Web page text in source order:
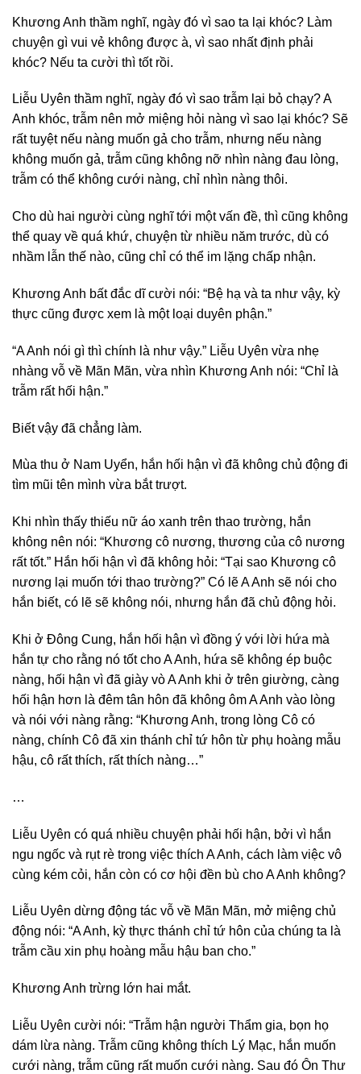
Khương Anh thầm nghĩ, ngày đó vì sao ta lại khóc? Làm
chuyện gì vui vẻ không được à, vì sao nhất định phải
khóc? Nếu ta cười thì tốt rồi.
Liễu Uyên thầm nghĩ, ngày đó vì sao trẫm lại bỏ chạy? A
Anh khóc, trẫm nên mở miệng hỏi nàng vì sao lại khóc? Sẽ
rất tuyệt nếu nàng muốn gả cho trẫm, nhưng nếu nàng
không muốn gả, trẫm cũng không nỡ nhìn nàng đau lòng,
trẫm có thể không cưới nàng, chỉ nhìn nàng thôi.
Cho dù hai người cùng nghĩ tới một vấn đề, thì cũng không
thể quay về quá khứ, chuyện từ nhiều năm trước, dù có
nhầm lẫn thế nào, cũng chỉ có thể im lặng chấp nhận.
Khương Anh bất đắc dĩ cười nói: “Bệ hạ và ta như vậy, kỳ
thực cũng được xem là một loại duyên phận.”
“A Anh nói gì thì chính là như vậy.” Liễu Uyên vừa nhẹ
nhàng vỗ về Mãn Mãn, vừa nhìn Khương Anh nói: “Chỉ là
trẫm rất hối hận.”
Biết vậy đã chẳng làm.
Mùa thu ở Nam Uyển, hắn hối hận vì đã không chủ động đi
tìm mũi tên mình vừa bắt trượt.
Khi nhìn thấy thiếu nữ áo xanh trên thao trường, hắn
không nên nói: “Khương cô nương, thương của cô nương
rất tốt.” Hắn hối hận vì đã không hỏi: “Tại sao Khương cô
nương lại muốn tới thao trường?” Có lẽ A Anh sẽ nói cho
hắn biết, có lẽ sẽ không nói, nhưng hắn đã chủ động hỏi.
Khi ở Đông Cung, hắn hối hận vì đồng ý với lời hứa mà
hắn tự cho rằng nó tốt cho A Anh, hứa sẽ không ép buộc
nàng, hối hận vì đã giày vò A Anh khi ở trên giường, càng
hối hận hơn là đêm tân hôn đã không ôm A Anh vào lòng
và nói với nàng rằng: “Khương Anh, trong lòng Cô có
nàng, chính Cô đã xin thánh chỉ tứ hôn từ phụ hoàng mẫu
hậu, cô rất thích, rất thích nàng…”
…
Liễu Uyên có quá nhiều chuyện phải hối hận, bởi vì hắn
ngu ngốc và rụt rè trong việc thích A Anh, cách làm việc vô
cùng kém cỏi, hắn còn có cơ hội đền bù cho A Anh không?
Liễu Uyên dừng động tác vỗ về Mãn Mãn, mở miệng chủ
động nói: “A Anh, kỳ thực thánh chỉ tứ hôn của chúng ta là
trẫm cầu xin phụ hoàng mẫu hậu ban cho.”
Khương Anh trừng lớn hai mắt.
Liễu Uyên cười nói: “Trẫm hận người Thẩm gia, bọn họ
dám lừa nàng. Trẫm cũng không thích Lý Mạc, hắn muốn
cưới nàng, trẫm cũng rất muốn cưới nàng. Sau đó Ôn Thư